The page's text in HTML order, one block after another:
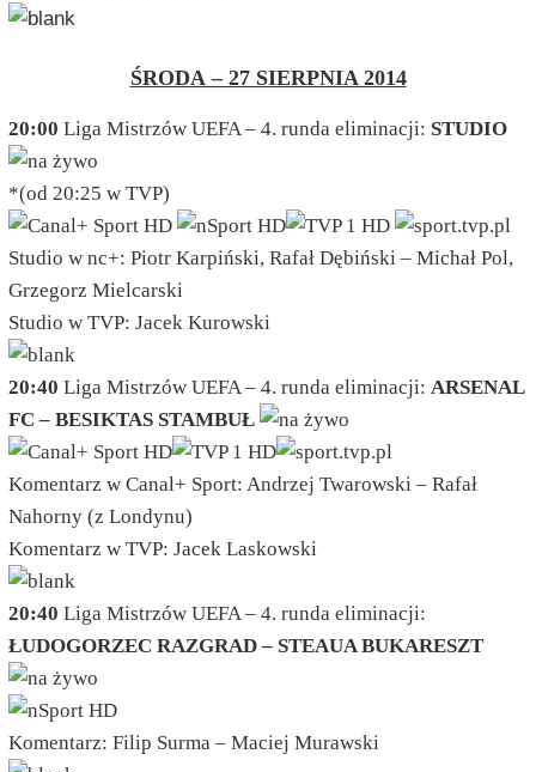
ŚRODA – 27 SIERPNIA 2014
20:00 Liga Mistrzów UEFA – 4. runda eliminacji: STUDIO
*(od 20:25 w TVP)
Studio w nc+: Piotr Karpiński, Rafał Dębiński – Michał Pol,
Grzegorz Mielcarski
Studio w TVP: Jacek Kurowski
20:40 Liga Mistrzów UEFA – 4. runda eliminacji: ARSENAL
FC – BESIKTAS STAMBUŁ
Komentarz w Canal+ Sport: Andrzej Twarowski – Rafał
Nahorny (z Londynu)
Komentarz w TVP: Jacek Laskowski
20:40 Liga Mistrzów UEFA – 4. runda eliminacji:
ŁUDOGORZEC RAZGRAD – STEAUA BUKARESZT
Komentarz: Filip Surma – Maciej Murawski